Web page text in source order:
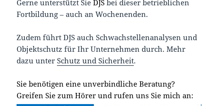
Gerne unterstützt SieDJS bei dieser betrieblichen
Fortbildung – auch an Wochenenden.
Zudem führt DJS auch Schwachstellenanalysen und
Objektschutz für Ihr Unternehmen durch. Mehr
dazu unterSchutz und Sicherheit.
Sie benötigen eine unverbindliche Beratung?
Greifen Sie zum Hörer und rufen uns Sie mich an: